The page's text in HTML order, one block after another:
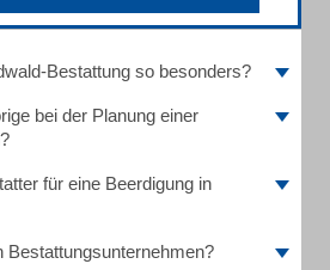
Bestattung so besonders?
bei der Planung einer
für eine Beerdigung in
Bestattungsunternehmen?